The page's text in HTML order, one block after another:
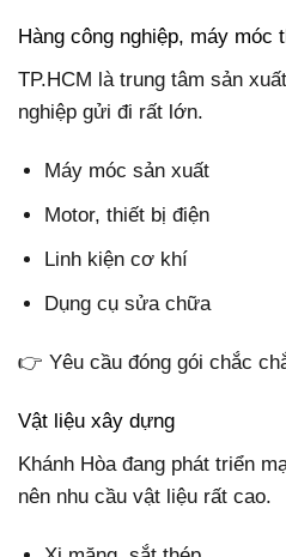
Hàng công nghiệp, máy móc
TP.HCM là trung tâm sản
nghiệp gửi đi rất lớn.
Máy móc sản xuất
Motor, thiết bị điện
Linh kiện cơ khí
Dụng cụ sửa chữa
👉 Yêu cầu đóng gói chắc
Vật liệu xây dựng
Khánh Hòa đang phát triển
nên nhu cầu vật liệu rất cao.